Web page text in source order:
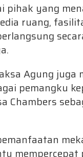
pihak yang
ruang,
Agung juga
pemangku
Chambers